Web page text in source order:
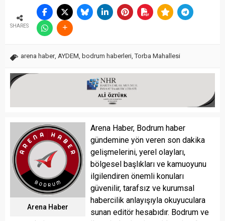
SHARES
arena haber, AYDEM bodrum haberleri ,Torba Mahallesi
Arena Haber
Arena Haber, Bodrum haber
gündemine yön veren son dakika
gelişmelerini, yerel olayları,
bölgesel başlıkları ve kamuoyunu
ilgilendiren önemli konuları
güvenilir, tarafsız ve kurumsal
habercilik anlayışıyla okuyuculara
sunan editör hesabıdır. Bodrum ve